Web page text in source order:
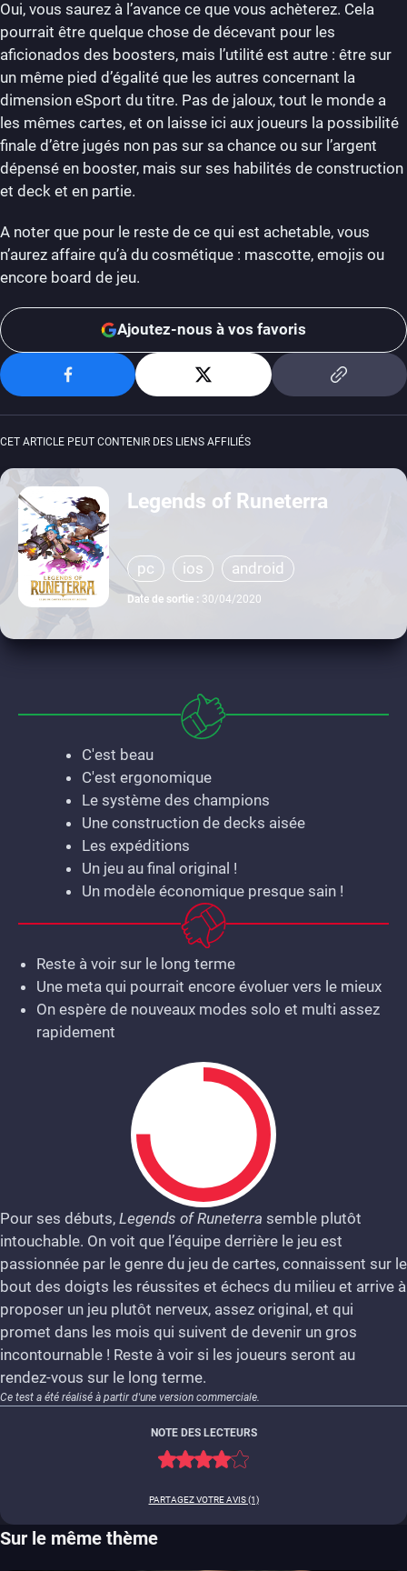
Oui, vous saurez à l’avance ce que vous achèterez. Cela
pourrait être quelque chose de décevant pour les
aficionados des boosters, mais l’utilité est autre : être sur
un même pied d’égalité que les autres concernant la
dimension eSport du titre. Pas de jaloux, tout le monde a
les mêmes cartes, et on laisse ici aux joueurs la possibilité
finale d’être jugés non pas sur sa chance ou sur l’argent
dépensé en booster, mais sur ses habilités de construction
et deck et en partie.
A noter que pour le reste de ce qui est achetable, vous
n’aurez affaire qu’à du cosmétique : mascotte, emojis ou
encore board de jeu.
Ajoutez-nous à vos favoris
CET ARTICLE PEUT CONTENIR DES LIENS AFFILIÉS
Legends of Runeterra
pc ios android
Date de sortie : 30/04/2020
C'est beau
C'est ergonomique
Le système des champions
Une construction de decks aisée
Les expéditions
Un jeu au final original !
Un modèle économique presque sain !
Reste à voir sur le long terme
Une meta qui pourrait encore évoluer vers le mieux
On espère de nouveaux modes solo et multi assez
rapidement
7.5
Pour ses débuts, Legends of Runeterra semble plutôt
intouchable. On voit que l’équipe derrière le jeu est
passionnée par le genre du jeu de cartes, connaissent sur le
bout des doigts les réussites et échecs du milieu et arrive à
proposer un jeu plutôt nerveux, assez original, et qui
promet dans les mois qui suivent de devenir un gros
incontournable ! Reste à voir si les joueurs seront au
rendez-vous sur le long terme.
Ce test a été réalisé à partir d'une version commerciale.
NOTE DES LECTEURS
PARTAGEZ VOTRE AVIS (1)
Sur le même thème